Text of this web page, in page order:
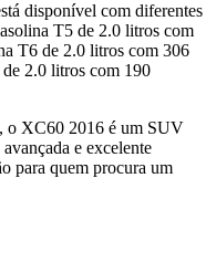
disponível com diferentes
T5 de 2.0 litros com
T6 de 2.0 litros com 306
2.0 litros com 190
o XC60 2016 é um SUV
e excelente
para quem procura um